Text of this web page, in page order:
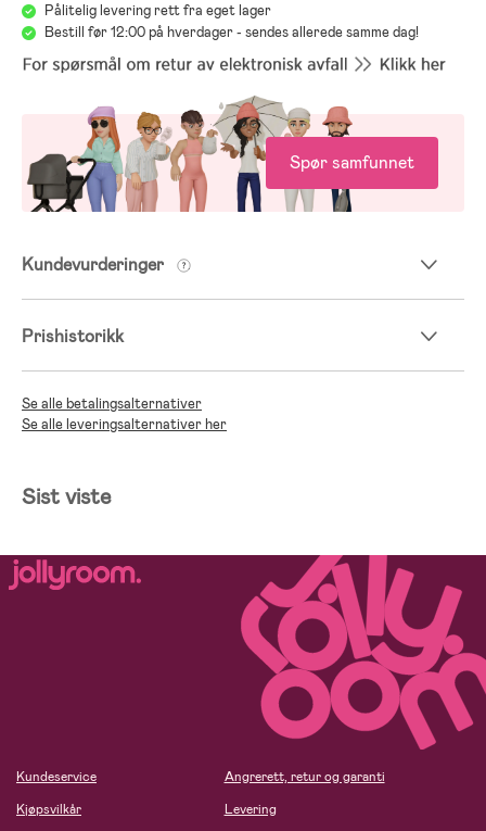
Pålitelig levering rett fra eget lager
Bestill før 12:00 på hverdager - sendes allerede samme dag!
Spør samfunnet
Kundevurderinger
Prishistorikk
Se alle betalingsalternativer
Se alle leveringsalternativer her
Sist viste
Kundeservice
Kjøpsvilkår
Angrerett, retur og garanti
Levering